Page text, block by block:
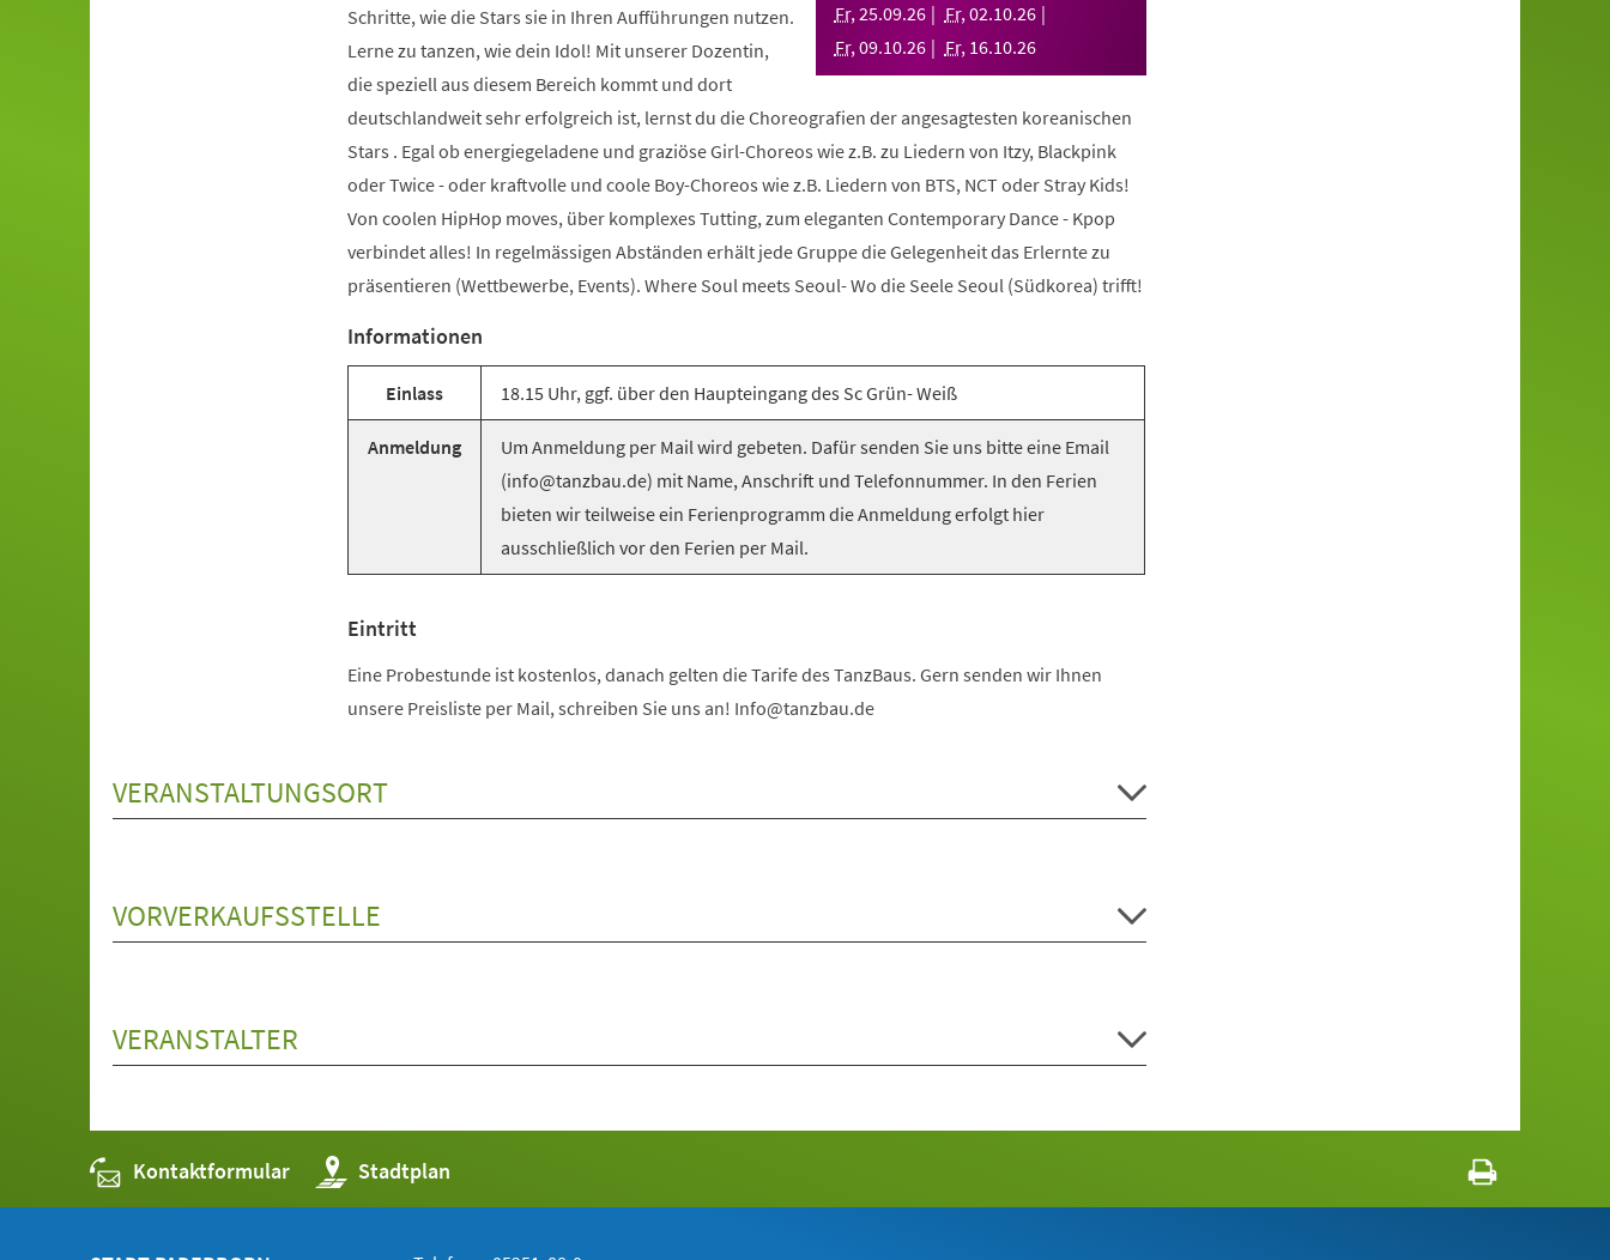
Fr,25.09.26 Fr,02.10.26
Fr,09.10.26 Fr, 16.10.26
Schritte, wie die Stars sie in Ihren Aufführungen nutzen.
Lerne zu tanzen, wie dein Idol! Mit unserer Dozentin,
die speziell aus diesem Bereich kommt und dort
deutschlandweit sehr erfolgreich ist, lernst du die Choreografien der angesagtesten koreanischen
Stars . Egal ob energiegeladene und graziöse Girl-Choreos wie z.B. zu Liedern von Itzy, Blackpink
oder Twice - oder kraftvolle und coole Boy-Choreos wie z.B. Liedern von BTS, NCT oder Stray Kids!
Von coolen HipHop moves, über komplexes Tutting, zum eleganten Contemporary Dance - Kpop
verbindet alles! In regelmässigen Abständen erhält jede Gruppe die Gelegenheit das Erlernte zu
präsentieren (Wettbewerbe, Events). Where Soul meets Seoul- Wo die Seele Seoul (Südkorea) trifft!
Informationen
Einlass 18.15 Uhr, ggf. über den Haupteingang des Sc Grün- Weiß
Anmeldung
Um Anmeldung per Mail wird gebeten. Dafür senden Sie uns bitte eine Email
(info@tanzbau.de) mit Name, Anschrift und Telefonnummer. In den Ferien
bieten wir teilweise ein Ferienprogramm die Anmeldung erfolgt hier
ausschließlich vor den Ferien per Mail.
Eintritt
Eine Probestunde ist kostenlos, danach gelten die Tarife des TanzBaus. Gern senden wir Ihnen
unsere Preisliste per Mail, schreiben Sie uns an! Info@tanzbau.de
VERANSTALTUNGSORT
VORVERKAUFSSTELLE
VERANSTALTER
Kontaktformular Stadtplan
(Öffnet
in
einem